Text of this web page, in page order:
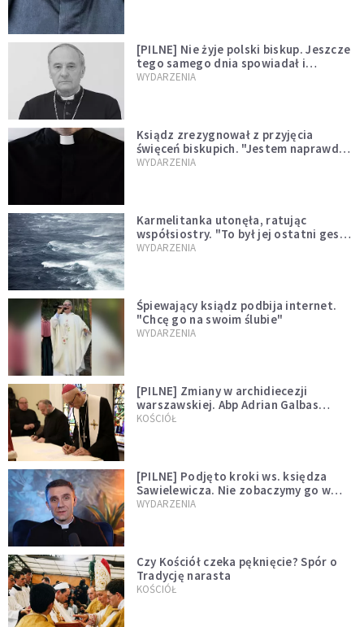
[PILNE] Nie żyje polski biskup. Jeszcze
tego samego dnia spowiadał i
sprawował Mszę świętą
WYDARZENIA
Ksiądz zrezygnował z przyjęcia
święceń biskupich. "Jestem naprawdę
niegodny"
WYDARZENIA
Karmelitanka utonęła, ratując
współsiostry. "To był jej ostatni gest
miłości"
WYDARZENIA
Śpiewający ksiądz podbija internet.
"Chcę go na swoim ślubie"
WYDARZENIA
[PILNE] Zmiany w archidiecezji
warszawskiej. Abp Adrian Galbas
wręczył dekrety nowym proboszczom
KOŚCIÓŁ
[PILNE] Podjęto kroki ws. księdza
Sawielewicza. Nie zobaczymy go w
mediach
WYDARZENIA
Czy Kościół czeka pęknięcie? Spór o
Tradycję narasta
KOŚCIÓŁ